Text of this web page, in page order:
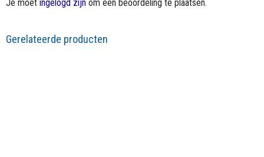
Je moet ingelogd zijn om een beoordeling te plaatsen.
Gerelateerde producten